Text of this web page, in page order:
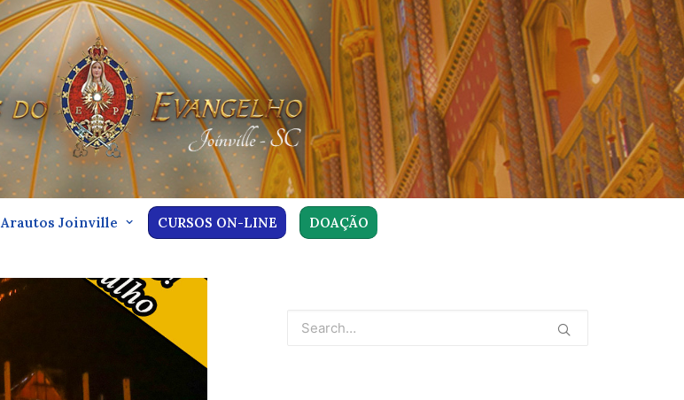
Arautos Joinville CURSOS ON-LINE DOAÇÃO